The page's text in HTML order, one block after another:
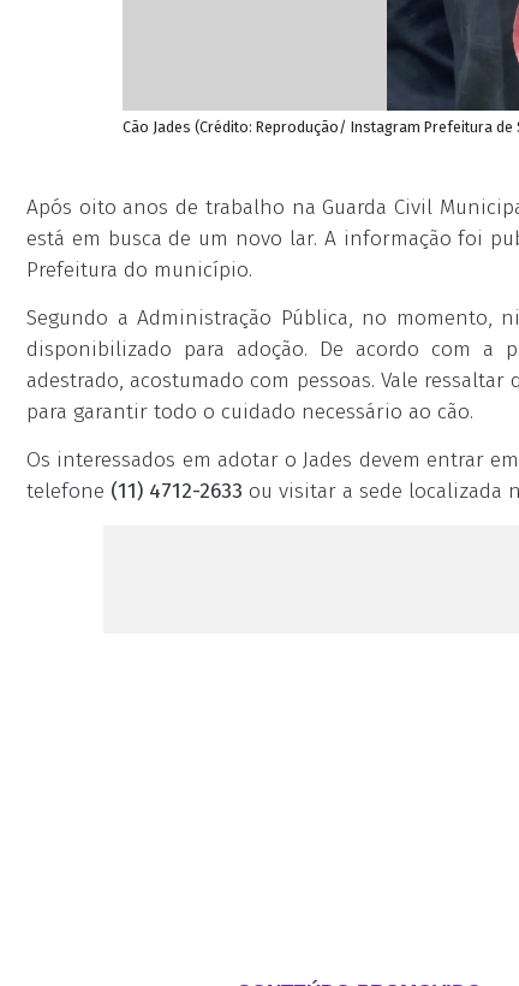
Cão Jades (Crédito: Reprodução/ Instagram Prefeitura de
Após oito anos de trabalho na Guarda Civil
está em busca de um novo lar. A informação foi
Prefeitura do município.
Segundo a Administração Pública, no momento,
disponibilizado para adoção. De acordo com a
adestrado, acostumado com pessoas. Vale
para garantir todo o cuidado necessário ao cão.
Os interessados em adotar o Jades devem entrar
telefone (11) 4712-2633 ou visitar a sede localizada